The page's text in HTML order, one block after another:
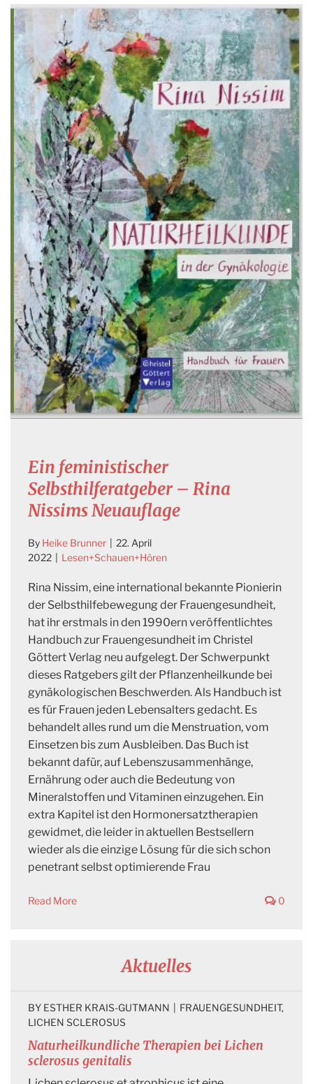
Ein feministischer
Selbsthilferatgeber – Rina
Nissims Neuauflage
By Heike Brunner
22. April
2022
Lesen+Schauen+Hören
Rina Nissim, eine international bekannte Pionierin
der Selbsthilfebewegung der Frauengesundheit,
hat ihr erstmals in den 1990ern veröffentlichtes
Handbuch zur Frauengesundheit im Christel
Göttert Verlag neu aufgelegt. Der Schwerpunkt
dieses Ratgebers gilt der Pflanzenheilkunde bei
gynäkologischen Beschwerden. Als Handbuch ist
es für Frauen jeden Lebensalters gedacht. Es
behandelt alles rund um die Menstruation, vom
Einsetzen bis zum Ausbleiben. Das Buch ist
bekannt dafür, auf Lebenszusammenhänge,
Ernährung oder auch die Bedeutung von
Mineralstoffen und Vitaminen einzugehen. Ein
extra Kapitel ist den Hormonersatztherapien
gewidmet, die leider in aktuellen Bestsellern
wieder als die einzige Lösung für die sich schon
penetrant selbst optimierende Frau
Read More 0
Aktuelles
Naturheilkundliche Therapien bei Lichen
sclerosus genitalis
BY ESTHER KRAIS-GUTMANN FRAUENGESUNDHEIT
LICHEN SCLEROSUS